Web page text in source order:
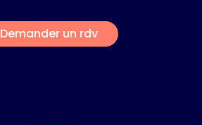
Demander un rdv